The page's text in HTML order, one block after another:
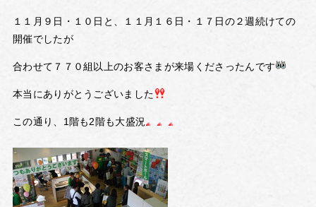
１１月９日・１０日と、１１月１６日・１７日の２週続けての
開催でしたが
合わせて７７０組以上のお客さまが来場くださったんです
本当にありがとうございました
この通り、1階も2階も大盛況